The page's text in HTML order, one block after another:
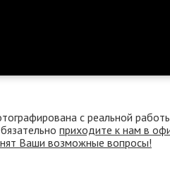
с реальной
приходите к нам в
Ваши возможные вопросы!